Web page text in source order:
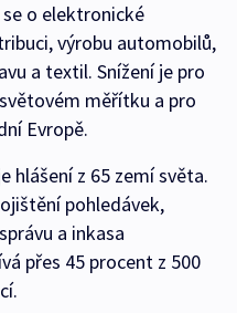
o elektronické
výrobu automobilů,
a textil. Snížení je pro
měřítku a pro
Evropě.
hlášení z 65 zemí světa.
pohledávek,
a inkasa
přes 45 procent z 500